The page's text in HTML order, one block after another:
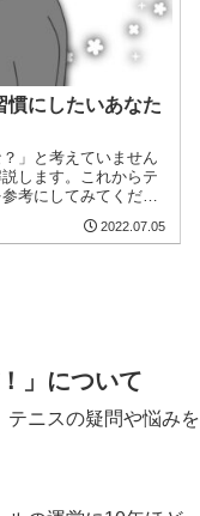
慣にしたいあなた
」と考えていません
します。これからテ
考にしてみてくださ
2022.07.05
」について
テニスの疑問や悩みを